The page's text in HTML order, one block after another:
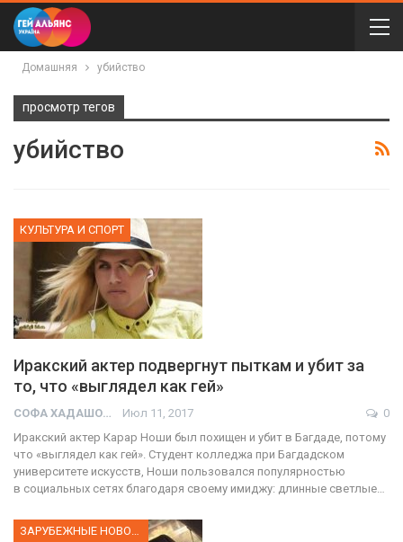
Домашняя убийство
просмотр тегов
убийство
КУЛЬТУРА И СПОРТ
Иракский актер подвергнут пыткам и убит за
то, что «выглядел как гей»
СОФА ХАДАШОТ Июл 11, 2017
0
Иракский актер Карар Ноши был похищен и убит в Багдаде, потому
что «выглядел как гей». Студент колледжа при Багдадском
университете искусств, Ноши пользовался популярностью
в социальных сетях благодаря своему имиджу: длинные светлые…
ЗАРУБЕЖНЫЕ НОВОСТИ